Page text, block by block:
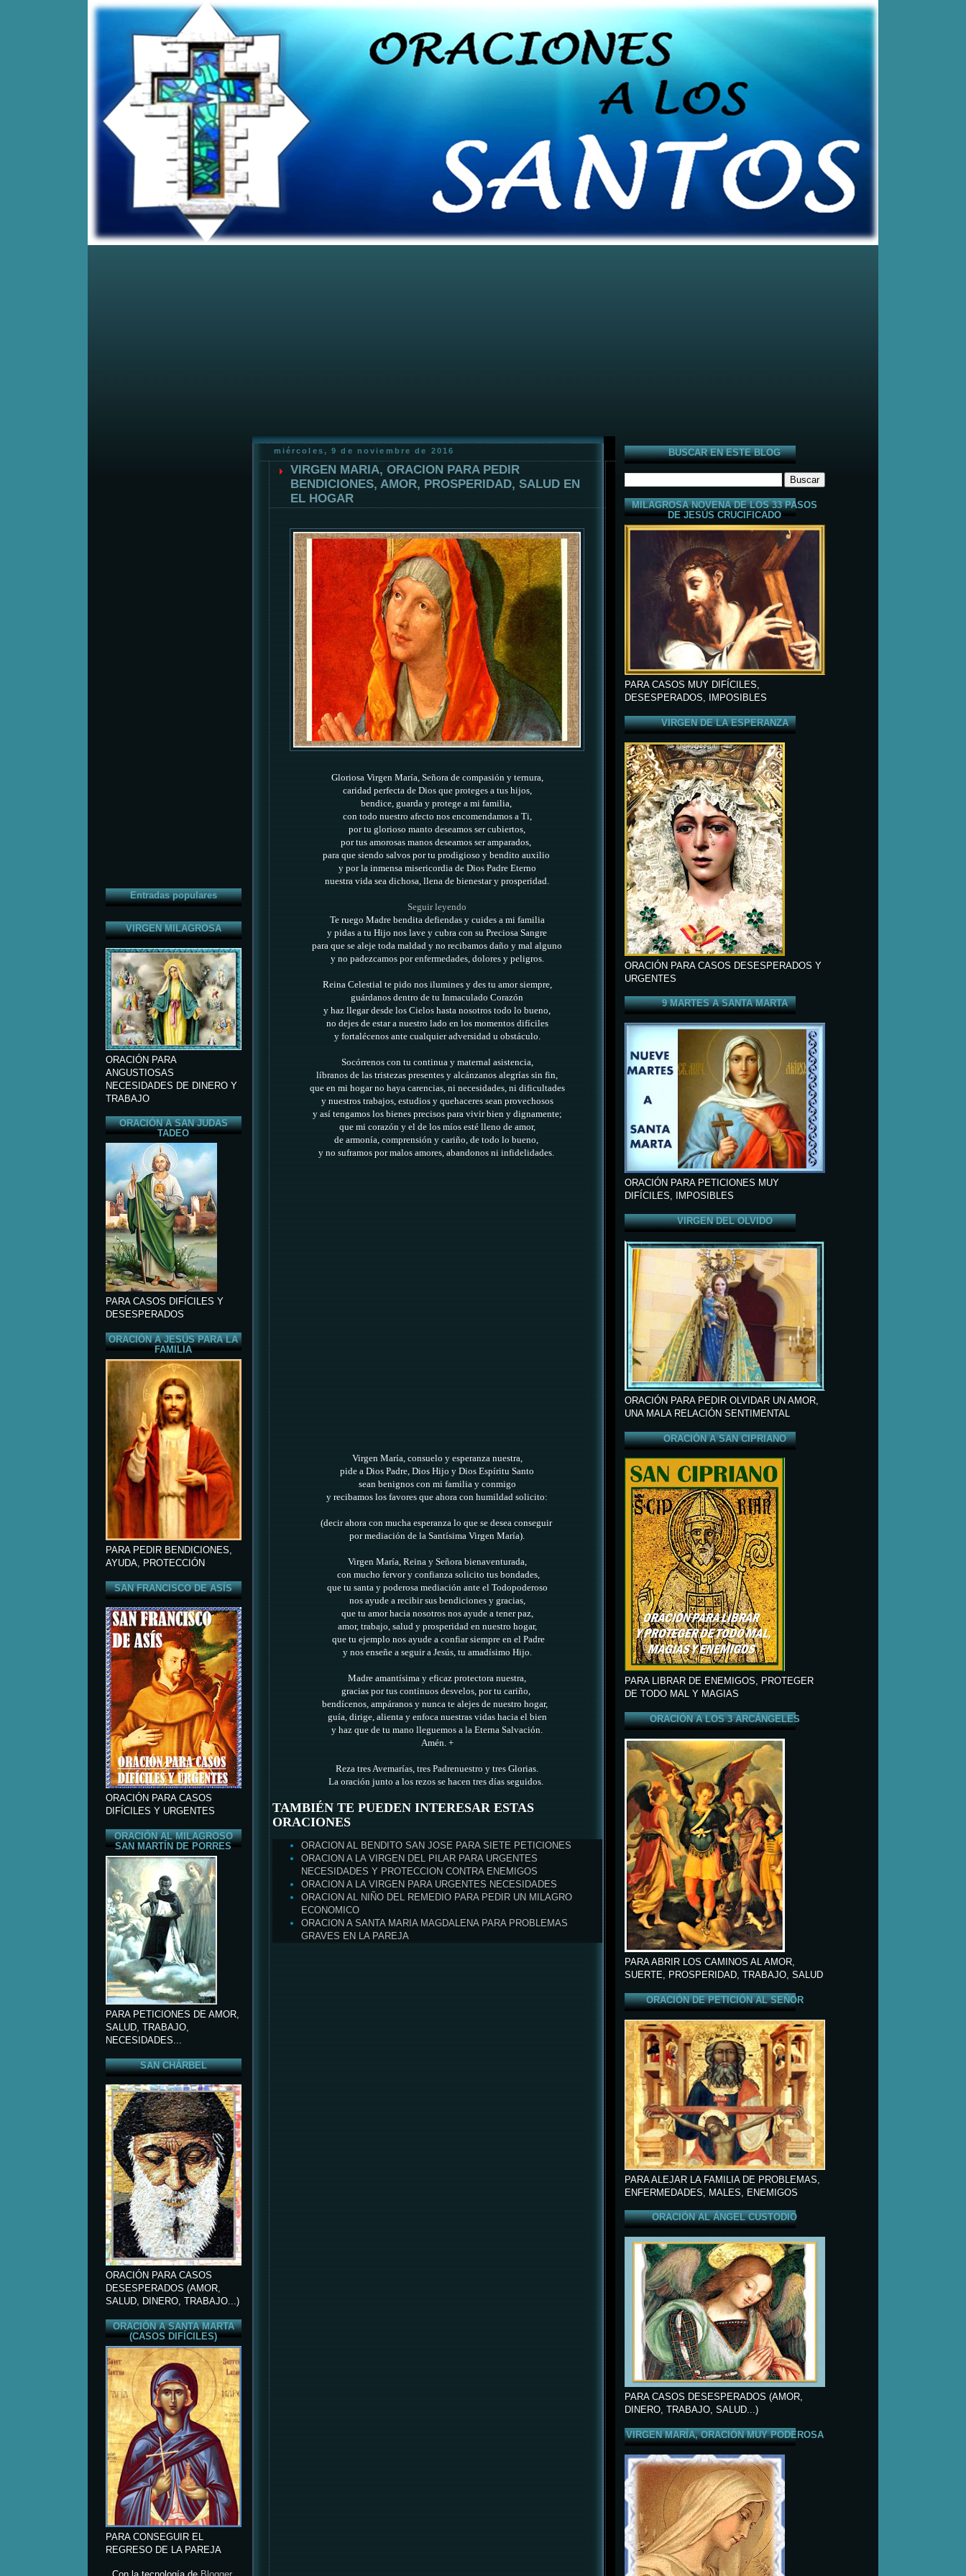
Home Posts RSS Comments RSS
Entradas populares
VIRGEN MILAGROSA
ORACIÓN PARA
ANGUSTIOSAS
NECESIDADES DE DINERO Y
TRABAJO
ORACIÓN A SAN JUDAS
TADEO
PARA CASOS DIFÍCILES Y
DESESPERADOS
ORACIÓN A JESÚS PARA LA
FAMILIA
PARA PEDIR BENDICIONES,
AYUDA, PROTECCIÓN
SAN FRANCISCO DE ASÍS
ORACIÓN PARA CASOS
DIFÍCILES Y URGENTES
ORACIÓN AL MILAGROSO
SAN MARTÍN DE PORRES
PARA PETICIONES DE AMOR,
SALUD, TRABAJO,
NECESIDADES...
SAN CHÁRBEL
ORACIÓN PARA CASOS
DESESPERADOS (AMOR,
SALUD, DINERO, TRABAJO...)
ORACIÓN A SANTA MARTA
(CASOS DIFÍCILES)
PARA CONSEGUIR EL
REGRESO DE LA PAREJA
miércoles, 9 de noviembre de 2016
VIRGEN MARIA, ORACION PARA PEDIR
BENDICIONES, AMOR, PROSPERIDAD, SALUD EN
EL HOGAR
Gloriosa Virgen María, Señora de compasión y ternura,
caridad perfecta de Dios que proteges a tus hijos,
bendice, guarda y protege a mi familia,
con todo nuestro afecto nos encomendamos a Ti,
por tu glorioso manto deseamos ser cubiertos,
por tus amorosas manos deseamos ser amparados,
para que siendo salvos por tu prodigioso y bendito auxilio
y por la inmensa misericordia de Dios Padre Eterno
nuestra vida sea dichosa, llena de bienestar y prosperidad.
Seguir leyendo
Te ruego Madre bendita defiendas y cuides a mi familia
y pidas a tu Hijo nos lave y cubra con su Preciosa Sangre
para que se aleje toda maldad y no recibamos daño y mal alguno
y no padezcamos por enfermedades, dolores y peligros.
Reina Celestial te pido nos ilumines y des tu amor siempre,
guárdanos dentro de tu Inmaculado Corazón
y haz llegar desde los Cielos hasta nosotros todo lo bueno,
no dejes de estar a nuestro lado en los momentos difíciles
y fortalécenos ante cualquier adversidad u obstáculo.
Socórrenos con tu continua y maternal asistencia,
líbranos de las tristezas presentes y alcánzanos alegrías sin fin,
que en mi hogar no haya carencias, ni necesidades, ni dificultades
y nuestros trabajos, estudios y quehaceres sean provechosos
y así tengamos los bienes precisos para vivir bien y dignamente;
que mi corazón y el de los míos esté lleno de amor,
de armonía, comprensión y cariño, de todo lo bueno,
y no suframos por malos amores, abandonos ni infidelidades.
Virgen María, consuelo y esperanza nuestra,
pide a Dios Padre, Dios Hijo y Dios Espíritu Santo
sean benignos con mi familia y conmigo
y recibamos los favores que ahora con humildad solicito:
(decir ahora con mucha esperanza lo que se desea conseguir
por mediación de la Santísima Virgen María).
Virgen María, Reina y Señora bienaventurada,
con mucho fervor y confianza solicito tus bondades,
que tu santa y poderosa mediación ante el Todopoderoso
nos ayude a recibir sus bendiciones y gracias,
que tu amor hacia nosotros nos ayude a tener paz,
amor, trabajo, salud y prosperidad en nuestro hogar,
que tu ejemplo nos ayude a confiar siempre en el Padre
y nos enseñe a seguir a Jesús, tu amadísimo Hijo.
Madre amantísima y eficaz protectora nuestra,
gracias por tus continuos desvelos, por tu cariño,
bendícenos, ampáranos y nunca te alejes de nuestro hogar,
guía, dirige, alienta y enfoca nuestras vidas hacia el bien
y haz que de tu mano lleguemos a la Eterna Salvación.
Amén. +
Reza tres Avemarías, tres Padrenuestro y tres Glorias.
La oración junto a los rezos se hacen tres días seguidos.
TAMBIÉN TE PUEDEN INTERESAR ESTAS
ORACIONES
ORACION AL BENDITO SAN JOSE PARA SIETE PETICIONES
ORACION A LA VIRGEN DEL PILAR PARA URGENTES
NECESIDADES Y PROTECCION CONTRA ENEMIGOS
ORACION A LA VIRGEN PARA URGENTES NECESIDADES
ORACION AL NIÑO DEL REMEDIO PARA PEDIR UN MILAGRO
ECONOMICO
ORACION A SANTA MARIA MAGDALENA PARA PROBLEMAS
GRAVES EN LA PAREJA
BUSCAR EN ESTE BLOG
MILAGROSA NOVENA DE LOS 33 PASOS
DE JESÚS CRUCIFICADO
PARA CASOS MUY DIFÍCILES,
DESESPERADOS, IMPOSIBLES
VIRGEN DE LA ESPERANZA
ORACIÓN PARA CASOS DESESPERADOS Y
URGENTES
9 MARTES A SANTA MARTA
ORACIÓN PARA PETICIONES MUY
DIFÍCILES, IMPOSIBLES
VIRGEN DEL OLVIDO
ORACIÓN PARA PEDIR OLVIDAR UN AMOR,
UNA MALA RELACIÓN SENTIMENTAL
ORACIÓN A SAN CIPRIANO
PARA LIBRAR DE ENEMIGOS, PROTEGER
DE TODO MAL Y MAGIAS
ORACIÓN A LOS 3 ARCÁNGELES
PARA ABRIR LOS CAMINOS AL AMOR,
SUERTE, PROSPERIDAD, TRABAJO, SALUD
ORACIÓN DE PETICIÓN AL SEÑOR
PARA ALEJAR LA FAMILIA DE PROBLEMAS,
ENFERMEDADES, MALES, ENEMIGOS
ORACIÓN AL ÁNGEL CUSTODIO
PARA CASOS DESESPERADOS (AMOR,
DINERO, TRABAJO, SALUD...)
VIRGEN MARÍA, ORACIÓN MUY PODEROSA